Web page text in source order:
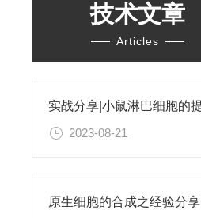
技术文章
Articles
2023-08-21
原生细胞的合成之经验分享